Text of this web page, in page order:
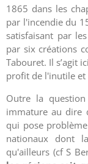
1865 dans les
par l'incendie du
satisfaisant par
par six créations
Tabouret. Il s’agit
profit de l'inutile et
Outre la
immature au dire
qui pose
nationaux dont
qu'ailleurs (cf S